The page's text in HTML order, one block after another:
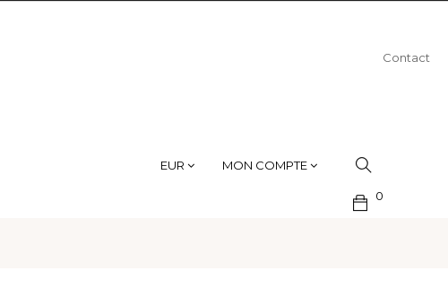
Contact
EUR MON COMPTE
0